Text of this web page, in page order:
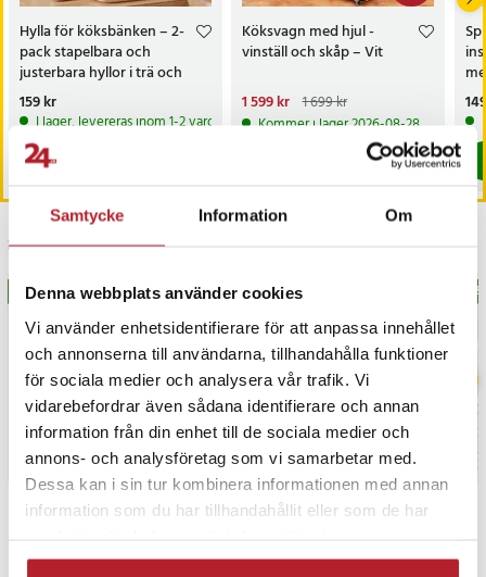
Samtycke Information Om
Denna webbplats använder cookies
Vi använder enhetsidentifierare för att anpassa innehållet
och annonserna till användarna, tillhandahålla funktioner
för sociala medier och analysera vår trafik. Vi
vidarebefordrar även sådana identifierare och annan
information från din enhet till de sociala medier och
annons- och analysföretag som vi samarbetar med.
Dessa kan i sin tur kombinera informationen med annan
information som du har tillhandahållit eller som de har
Hylla för köksbänken – 2-
pack stapelbara och
justerbara hyllor i trä och
metall
Pris:159 kr
159 kr
I lager, levereras inom 1-2 vardagar
Köksvagn med hjul -
vinställ och skåp – Vit
Nuvarande pris:
1 599 krTidigare pris:1 699 kr
1 599 kr 1 699 kr
Kommer i lager 2026-08-28
Senast besökta
BÄSTSÄLJARE